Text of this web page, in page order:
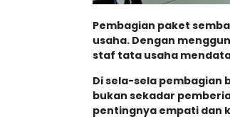
Pembagian paket
usaha. Dengan
staf tata usaha
Di sela-sela pembagian
bukan sekadar
pentingnya empati dan